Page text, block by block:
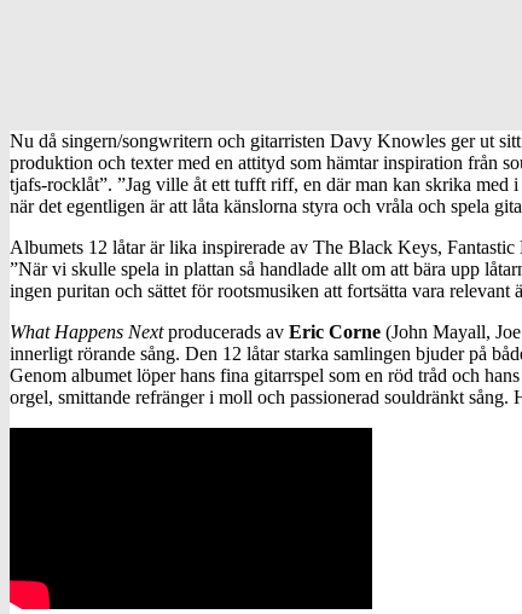
Nu då singern/songwritern och gitarristen Davy Knowles ger ut
produktion och texter med en attityd som hämtar inspiration från
tjafs-rocklåt”. ”Jag ville åt ett tufft riff, en där man kan skrika
när det egentligen är att låta känslorna styra och vråla och spela
Albumets 12 låtar är lika inspirerade av The Black Keys,
”När vi skulle spela in plattan så handlade allt om att bära upp
ingen puritan och sättet för rootsmusiken att fortsätta vara relevant
What Happens Nextproducerads av Eric Corne (John Mayall,
innerligt rörande sång. Den 12 låtar starka samlingen bjuder på
Genom albumet löper hans fina gitarrspel som en röd tråd och
orgel, smittande refränger i moll och passionerad souldränkt